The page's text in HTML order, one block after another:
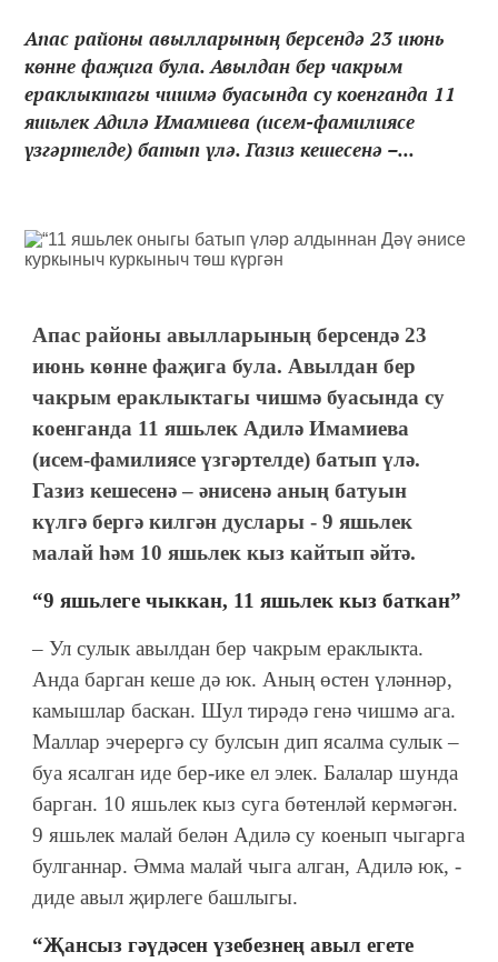
Апас районы авылларының берсендә 23 июнь
көнне фаҗига була. Авылдан бер чакрым
ераклыктагы чишмә буасында су коенганда 11
яшьлек Адилә Имамиева (исем-фамилиясе
үзгәртелде) батып үлә. Газиз кешесенә –...
Апас районы авылларының берсендә 23
июнь көнне фаҗига була. Авылдан бер
чакрым ераклыктагы чишмә буасында су
коенганда 11 яшьлек Адилә Имамиева
(исем-фамилиясе үзгәртелде) батып үлә.
Газиз кешесенә – әнисенә аның батуын
күлгә бергә килгән дуслары - 9 яшьлек
малай һәм 10 яшьлек кыз кайтып әйтә.
“9 яшьлеге чыккан, 11 яшьлек кыз баткан”
– Ул сулык авылдан бер чакрым ераклыкта.
Анда барган кеше дә юк. Аның өстен үләннәр,
камышлар баскан. Шул тирәдә генә чишмә ага.
Маллар эчерергә су булсын дип ясалма сулык –
буа ясалган иде бер-ике ел элек. Балалар шунда
барган. 10 яшьлек кыз суга бөтенләй кермәгән.
9 яшьлек малай белән Адилә су коенып чыгарга
булганнар. Әмма малай чыга алган, Адилә юк, -
диде авыл җирлеге башлыгы.
“Җансыз гәүдәсен үзебезнең авыл егете